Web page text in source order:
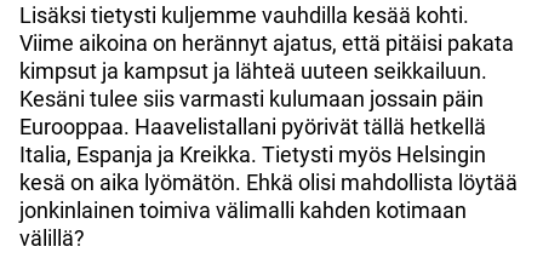
Lisäksi tietysti kuljemme vauhdilla kesää kohti.
Viime aikoina on herännyt ajatus, että pitäisi pakata
kimpsut ja kampsut ja lähteä uuteen seikkailuun.
Kesäni tulee siis varmasti kulumaan jossain päin
Eurooppaa. Haavelistallani pyörivät tällä hetkellä
Italia, Espanja ja Kreikka. Tietysti myös Helsingin
kesä on aika lyömätön. Ehkä olisi mahdollista löytää
jonkinlainen toimiva välimalli kahden kotimaan
välillä?